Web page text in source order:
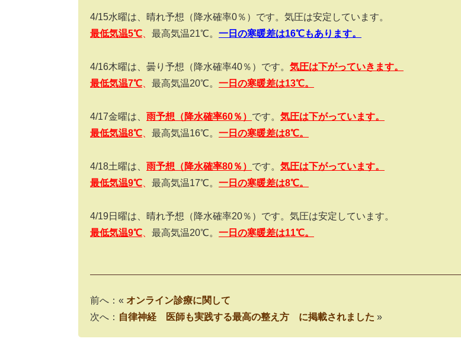
4/15水曜は、晴れ予想（降水確率0％）です。気圧は安定しています。
最低気温5℃ 最高気温21℃。 一日の寒暖差は16℃もあります。
4/16木曜は、曇り予想（降水確率40％）です。 気圧は下がっていきます。
最低気温7℃ 最高気温20℃。 一日の寒暖差は13℃。
4/17金曜は、 雨予想（降水確率60％） です。 気圧は下がっています。
最低気温8℃ 最高気温16℃。 一日の寒暖差は8℃。
4/18土曜は、 雨予想（降水確率80％） です。 気圧は下がっています。
最低気温9℃ 最高気温17℃。 一日の寒暖差は8℃。
4/19 日曜は、晴れ予想（降水確率20％）です。気圧は安定しています。
最低気温9℃ 最高気温20℃。 一日の寒暖差は11℃。
前へ：« オンライン診療に関して
次へ： 自律神経 医師も実践する最高の整え方 に掲載されました »